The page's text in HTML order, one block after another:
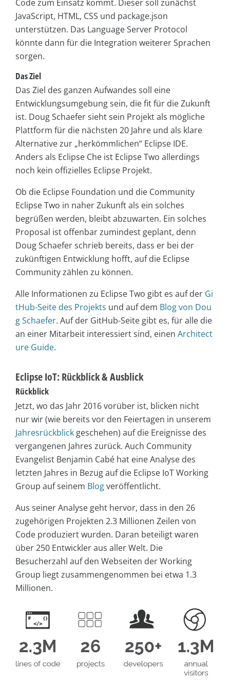
Code zum Einsatz kommt. Dieser soll zunächst
JavaScript, HTML, CSS und package.json
unterstützen. Das Language Server Protocol
könnte dann für die Integration weiterer Sprachen
sorgen.
Das Ziel
Das Ziel des ganzen Aufwandes soll eine
Entwicklungsumgebung sein, die fit für die Zukunft
ist. Doug Schaefer sieht sein Projekt als mögliche
Plattform für die nächsten 20 Jahre und als klare
Alternative zur „herkömmlichen“ Eclipse IDE.
Anders als Eclipse Che ist Eclipse Two allerdings
noch kein offizielles Eclipse Projekt.
Ob die Eclipse Foundation und die Community
Eclipse Two in naher Zukunft als ein solches
begrüßen werden, bleibt abzuwarten. Ein solches
Proposal ist offenbar zumindest geplant, denn
Doug Schaefer schrieb bereits, dass er bei der
zukünftigen Entwicklung hofft, auf die Eclipse
Community zählen zu können.
Alle Informationen zu Eclipse Two gibt es auf der Gi
tHub-Seite des Projekts und auf dem Blog von Dou
g Schaefer. Auf der GitHub-Seite gibt es, für alle die
an einer Mitarbeit interessiert sind, einen Architect
ure Guide.
Eclipse IoT: Rückblick & Ausblick
Rückblick
Jetzt, wo das Jahr 2016 vorüber ist, blicken nicht
nur wir (wie bereits vor den Feiertagen in unserem
Jahresrückblick geschehen) auf die Ereignisse des
vergangenen Jahres zurück. Auch Community
Evangelist Benjamin Cabé hat eine Analyse des
letzten Jahres in Bezug auf die Eclipse IoT Working
Group auf seinem Blogveröffentlicht.
Aus seiner Analyse geht hervor, dass in den 26
zugehörigen Projekten 2.3 Millionen Zeilen von
Code produziert wurden. Daran beteiligt waren
über 250 Entwickler aus aller Welt. Die
Besucherzahl auf den Webseiten der Working
Group liegt zusammengenommen bei etwa 1.3
Millionen.